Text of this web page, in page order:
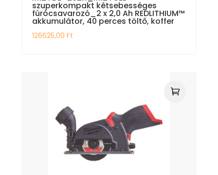
szuperkompakt kétsebességes
fúrócsavarozó_2 x 2,0 Ah REDLITHIUM™
akkumulátor, 40 perces töltő, koffer
126625,00 Ft